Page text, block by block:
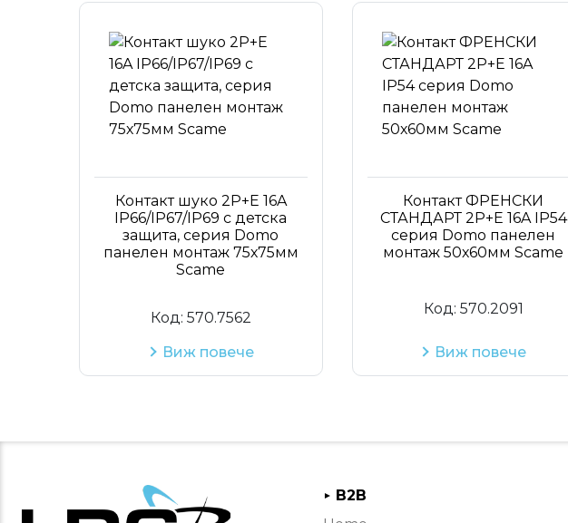
Контакт шуко 2P+Е 16A
IP66/IP67/IP69 с детска
защита, серия Domo
панелен монтаж 75х75мм
Scame
Код: 570.7562
Виж повече
Контакт ФРЕНСКИ
СТАНДАРТ 2P+Е 16A IP54
серия Domo панелен
монтаж 50х60мм Scame
Код: 570.2091
Виж повече
► B2B